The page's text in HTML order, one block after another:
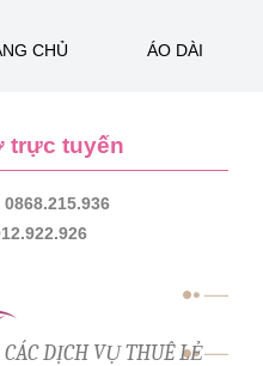
CHỦ ÁO DÀI
trực tuyến
0868.215.936
CÁC DỊCH VỤ THUÊ LẺ